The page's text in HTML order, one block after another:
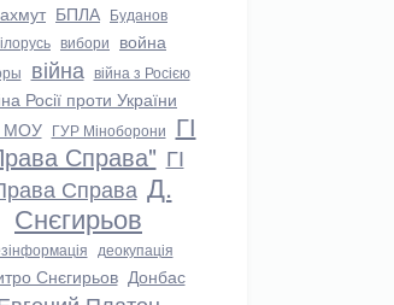
БПЛА Буданов
вибори война
війна війна з Росією
Росії проти України
МОУ ГУР Міноборони ГІ
Справа" ГІ
Справа Д.
Снєгирьов
деокупація
Снєгирьов Донбас